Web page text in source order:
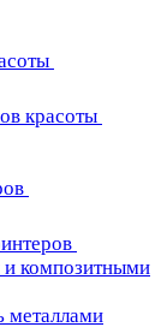
красоты
и композитными
металлами